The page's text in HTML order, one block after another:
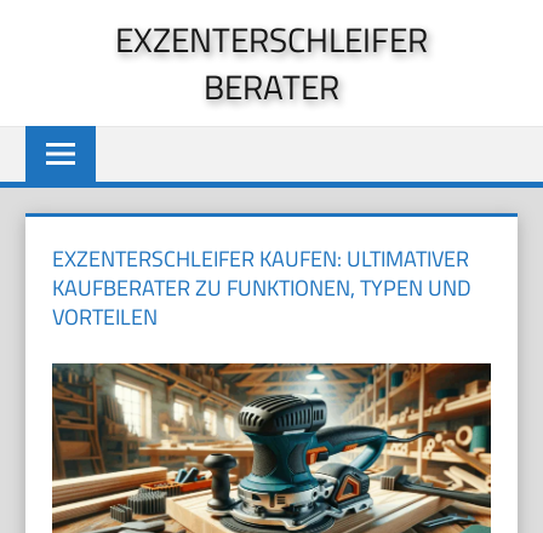
EXZENTERSCHLEIFER
BERATER
EXZENTERSCHLEIFER KAUFEN: ULTIMATIVER
KAUFBERATER ZU FUNKTIONEN, TYPEN UND
VORTEILEN